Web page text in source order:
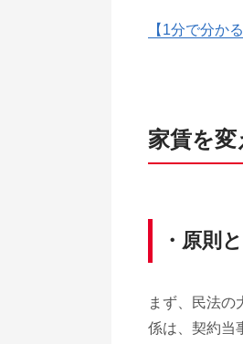
【1分で分か
家賃を
・原則
まず、民法の
係は、契約当